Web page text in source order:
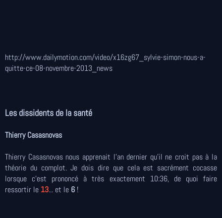
http://www.dailymotion.com/video/x16zg67_sylvie-simon-nous-a-
quitte-ce-08-novembre-2013_news
Les dissidents de la santé
Thierry Casasnovas
Thierry Casasnovas nous apprenait l'an dernier qu'il ne croit pas à la
théorie du complot. Je dois dire que cela est sacrément cocasse
lorsque c'est prononcé à très exactement 10:36, de quoi faire
ressortir le 13... et le 6 !